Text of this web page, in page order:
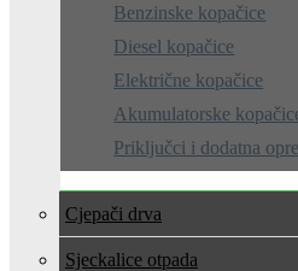
Benzinske kopačice
Diesel kopačice
Električne kopačice
Akumulatorske
Priključci i dodatna
Cjepači drva
Sjeckalice otpada